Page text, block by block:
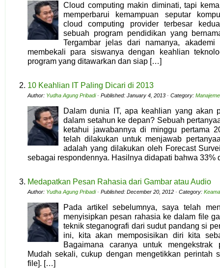
Cloud computing makin diminati, tapi
memperbarui kemampuan seputar
cloud computing provider terbesar
sebuah program pendidikan yang
Tergambar jelas dari namanya, akademi
membekali para siswanya dengan keahlian
program yang ditawarkan dan siap […]
10 Keahlian IT Paling Dicari di 2013
Author: Yudha Agung Pribadi· Published: January 4, 2013 · Category:
Dalam dunia IT, apa keahlian yang akan
dalam setahun ke depan? Sebuah
ketahui jawabannya di minggu pertama
telah dilakukan untuk menjawab
adalah yang dilakukan oleh Forecast
sebagai respondennya. Hasilnya didapati bahwa 33%
Medapatkan Pesan Rahasia dari Gambar atau Audio
Author: Yudha Agung Pribadi· Published: December 20, 2012 · Category:
Pada artikel sebelumnya, saya telah
menyisipkan pesan rahasia ke dalam file
teknik steganografi dari sudut pandang si
ini, kita akan memposisikan diri kita
Bagaimana caranya untuk mengekstrak
Mudah sekali, cukup dengan mengetikkan perintah
file]. […]